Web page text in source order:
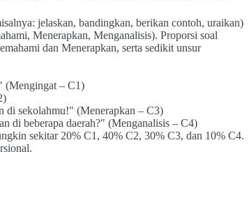
jelaskan, bandingkan, berikan contoh, uraikan)
Menerapkan, Menganalisis). Proporsi soal
dan Menerapkan, serta sedikit unsur
(Mengingat – C1)
di sekolahmu!" (Menerapkan – C3)
di beberapa daerah?" (Menganalisis – C4)
sekitar 20% C1, 40% C2, 30% C3, dan 10% C4.